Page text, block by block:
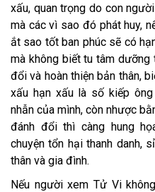
xấu, quan trọng do con
mà các vì sao đó phát huy,
ắt sao tốt ban phúc sẽ có
mà không biết tu tâm dưỡng
đổi và hoàn thiện bản thân,
xấu hạn xấu là số kiếp
nhẫn của mình, còn nhược
đánh đổi thì càng hung
chuyện tổn hại thanh danh,
thân và gia đình.
Nếu người xem Tử Vi